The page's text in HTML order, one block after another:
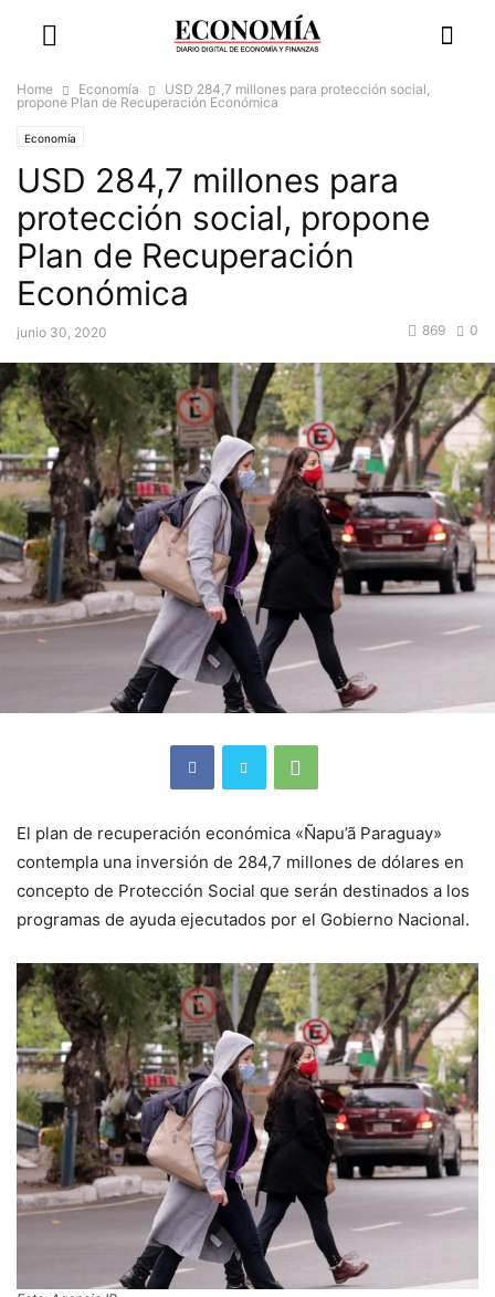
Home Economía
USD 284,7 millones para protección social,
propone Plan de Recuperación Económica
Economía
USD 284,7 millones para
protección social, propone
Plan de Recuperación
Económica
junio 30, 2020 0
869
El plan de recuperación económica «Ñapu’ã Paraguay»
contempla una inversión de 284,7 millones de dólares en
concepto de Protección Social que serán destinados a los
programas de ayuda ejecutados por el Gobierno Nacional.